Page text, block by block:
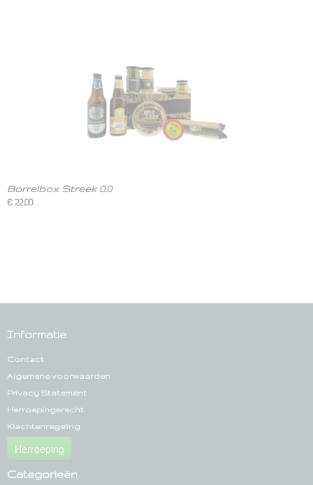
Borrelbox Streek 0.0
€ 22,00
Informatie
Contact
Algemene voorwaarden
Privacy Statement
Herroepingsrecht
Klachtenregeling
Herroeping
Categorieën